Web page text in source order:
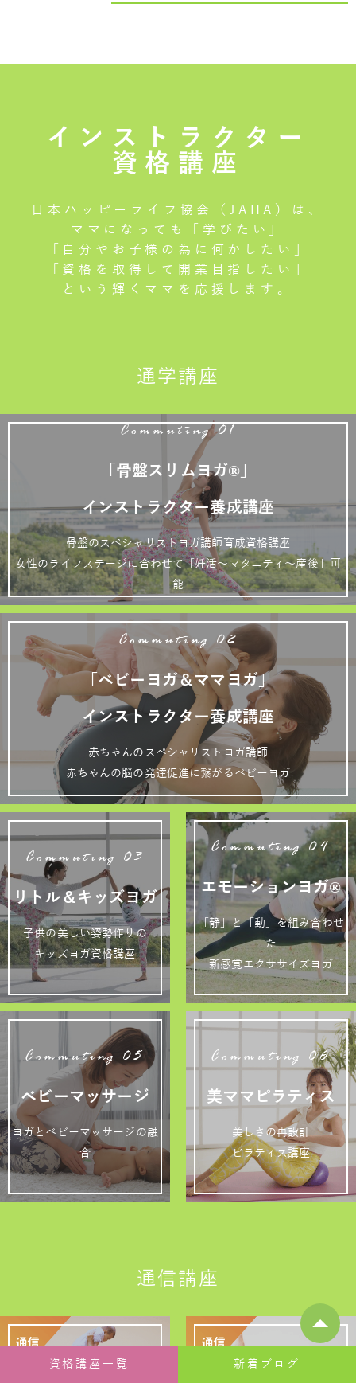
インストラクター
資格講座
日本ハッピーライフ協会（JAHA）は、
ママになっても「学びたい」
「自分やお子様の為に何かしたい」
「資格を取得して開業目指したい」
という輝くママを応援します。
通学講座
Commuting 01
「骨盤スリムヨガ®」
インストラクター養成講座
骨盤のスペシャリストヨガ講師育成資格講座
女性のライフステージに合わせて「妊活～マタニティ～産後」可
能
Commuting 02
「ベビーヨガ＆ママヨガ」
インストラクター養成講座
赤ちゃんのスペシャリストヨガ講師
赤ちゃんの脳の発達促進に繋がるベビーヨガ
Commuting 03
リトル＆キッズヨガ
子供の美しい姿勢作りの
キッズヨガ資格講座
Commuting 04
エモーションヨガ®
「静」と「動」を組み合わせ
た
新感覚エクササイズヨガ
Commuting 05
ベビーマッサージ
ヨガとベビーマッサージの融
合
Commuting 06
美ママピラティス
美しさの再設計
ピラティス講座
通信講座
新着ブログ
資格講座一覧